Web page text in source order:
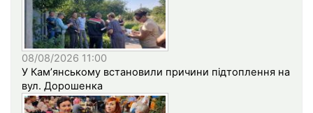
08/08/2026 11:00
У Кам’янському встановили причини підтоплення на
вул. Дорошенка